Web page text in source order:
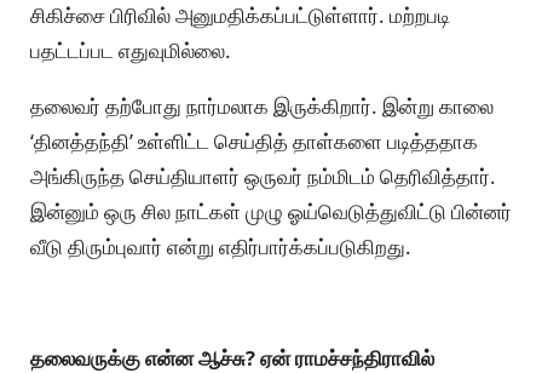
சிகிச்சை பிரிவில் அனுமதிக்கப்பட்டுள்ளார். மற்றபடி
பதட்டப்பட எதுவுமில்லை.
தலைவர் தற்போது நார்மலாக இருக்கிறார். இன்று காலை
‘தினத்தந்தி’ உள்ளிட்ட செய்தித் தாள்களை படித்ததாக
அங்கிருந்த செய்தியாளர் ஒருவர் நம்மிடம் தெரிவித்தார்.
இன்னும் ஒரு சில நாட்கள் முழு ஓய்வெடுத்துவிட்டு பின்னர்
வீடு திரும்புவார் என்று எதிர்பார்க்கப்படுகிறது.
தலைவருக்கு என்ன ஆச்சு? ஏன் ராமச்சந்திராவில்